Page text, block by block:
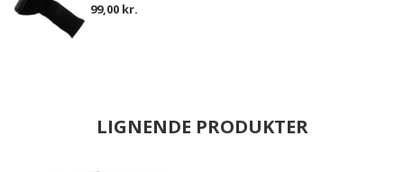
99,00 kr.
LIGNENDE PRODUKTER